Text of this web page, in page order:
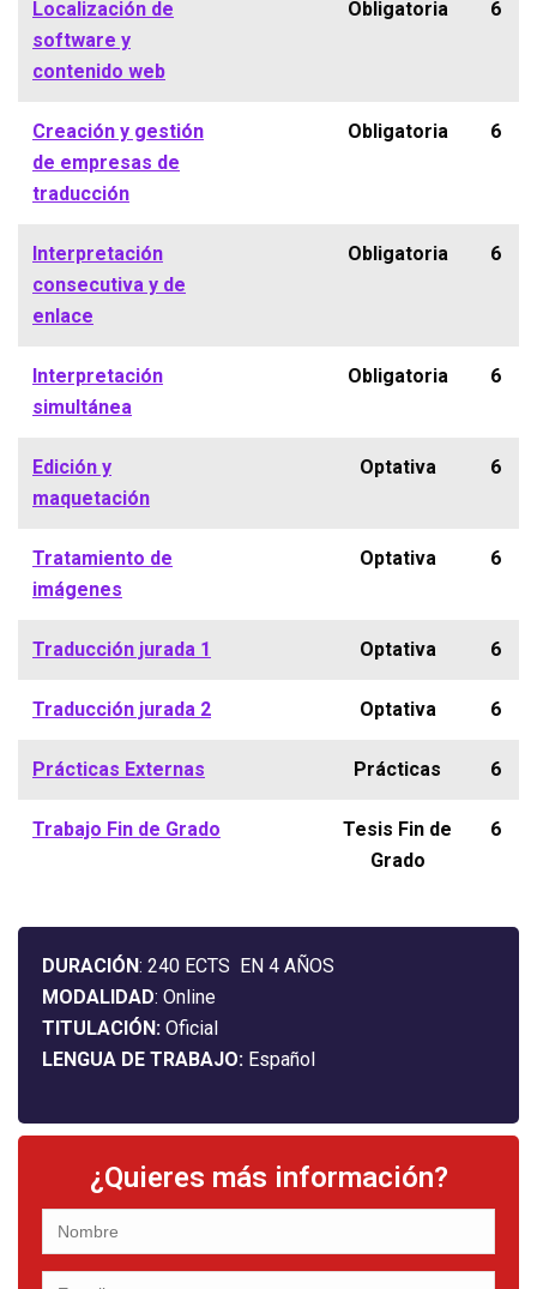
Localización de
software y
contenido web
Obligatoria 6
Creación y gestión
de empresas de
traducción
Obligatoria 6
Interpretación
consecutiva y de
enlace
Obligatoria 6
Interpretación
simultánea
Obligatoria 6
Edición y
maquetación
Optativa 6
Tratamiento de
imágenes
Optativa 6
Traducción jurada 1 Optativa 6
Traducción jurada 2 Optativa 6
Prácticas Externas Prácticas 6
Trabajo Fin de Grado
Tesis Fin de
Grado
6
DURACIÓN: 240 ECTS EN 4 AÑOS
MODALIDAD: Online
TITULACIÓN: Oficial
LENGUA DE TRABAJO: Español
¿Quieres más información?